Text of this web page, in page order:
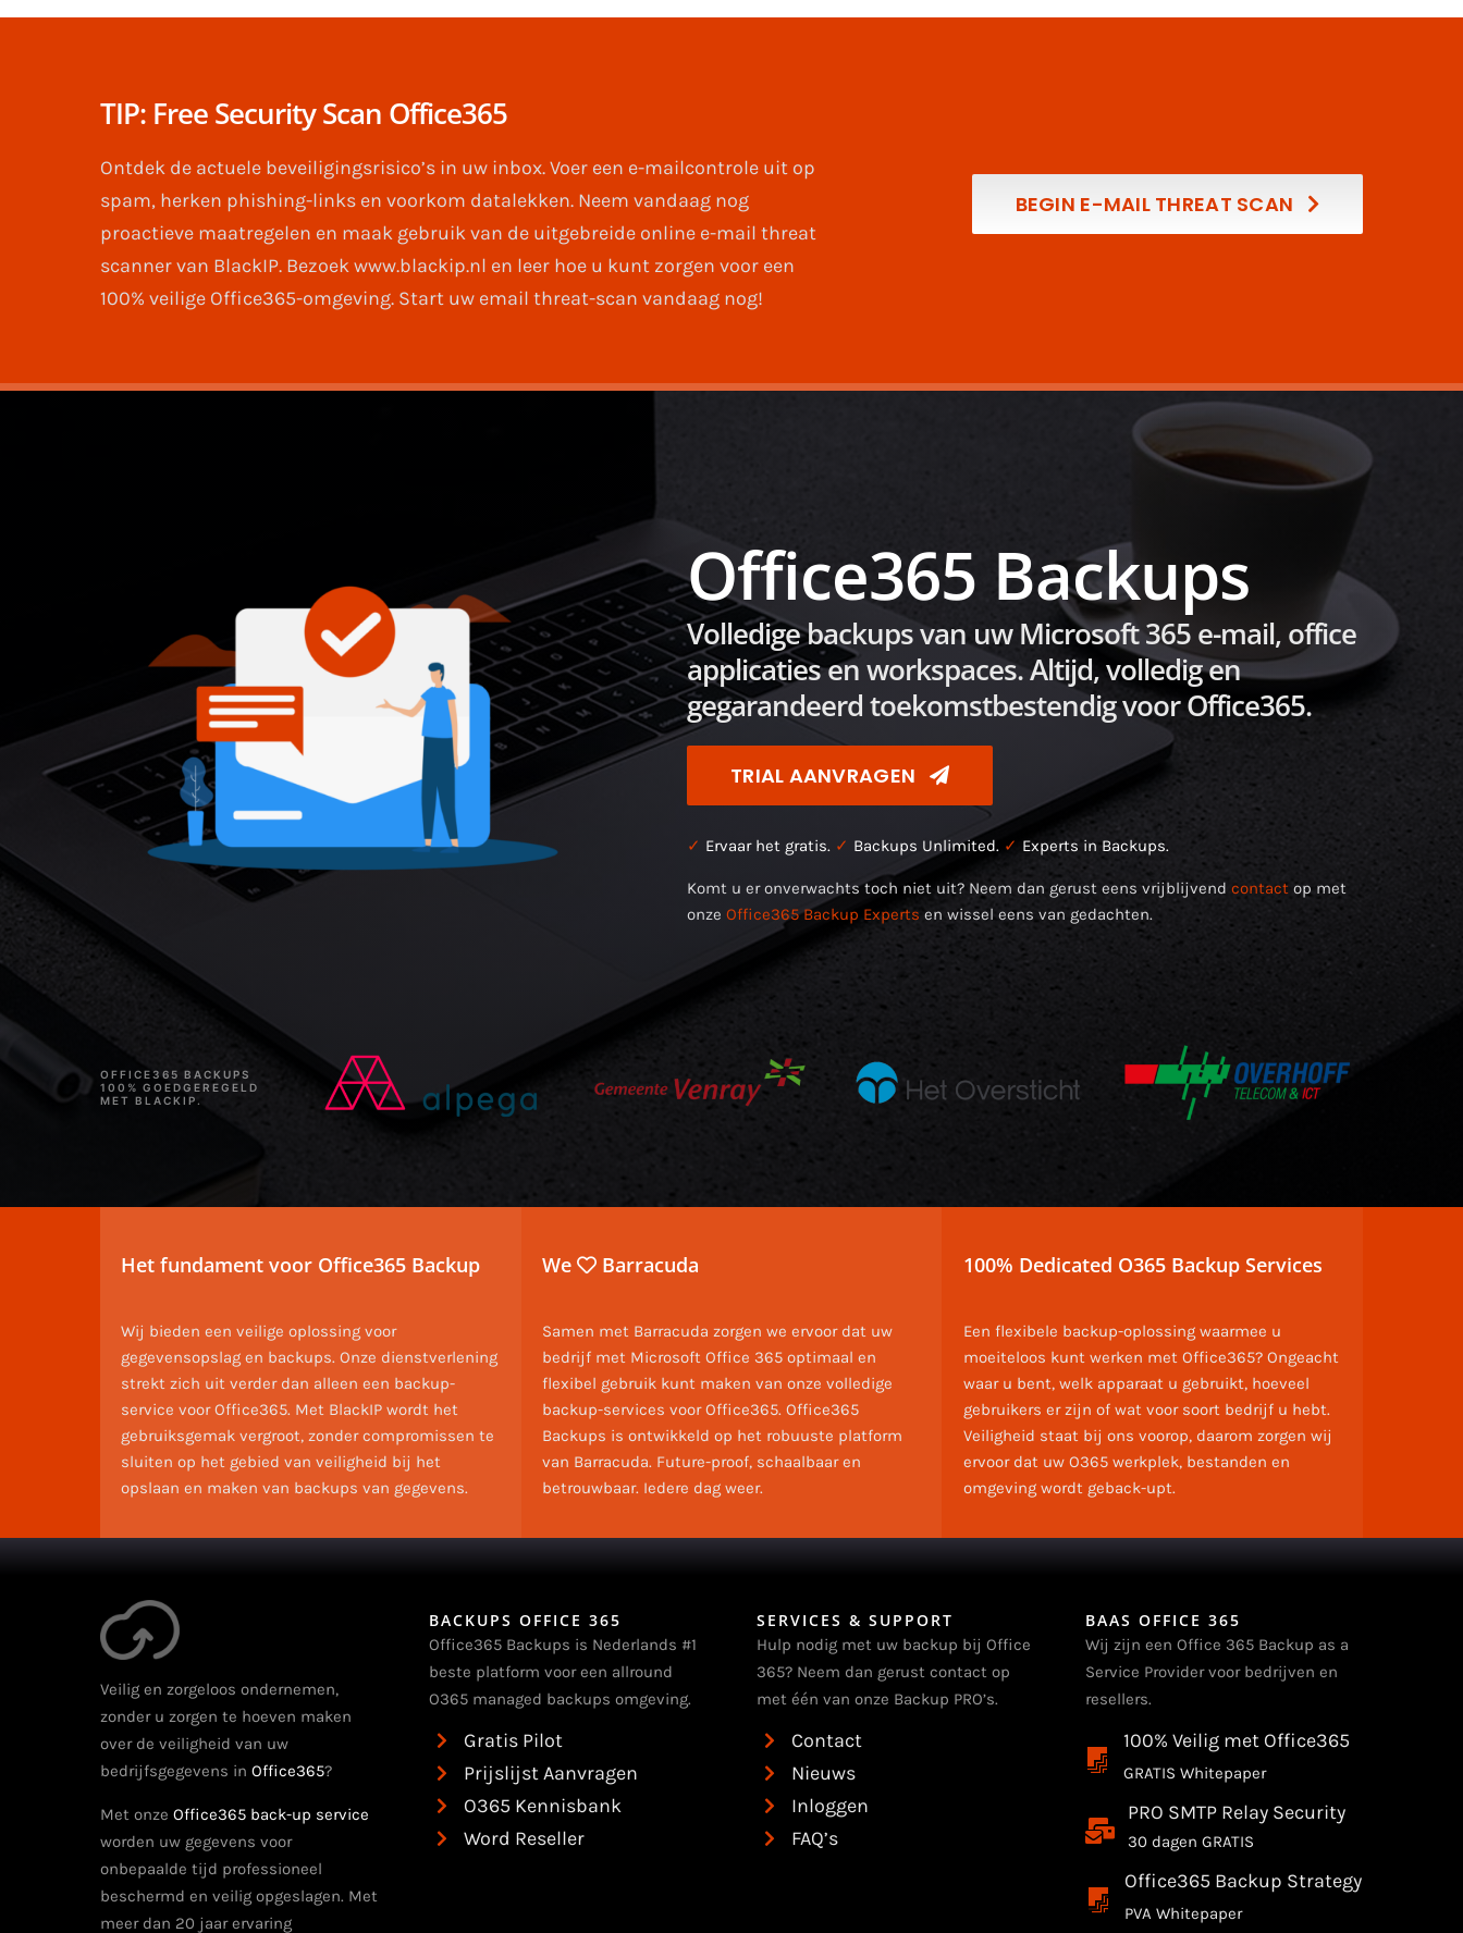
TIP: Free Security Scan Office365
Ontdek de actuele beveiligingsrisico’s in uw inbox. Voer een e-mailcontrole uit op
spam, herken phishing-links en voorkom datalekken. Neem vandaag nog
proactieve maatregelen en maak gebruik van de uitgebreide online e-mail threat
scanner van BlackIP. Bezoek www.blackip.nl en leer hoe u kunt zorgen voor een
100% veilige Office365-omgeving. Start uw email threat-scan vandaag nog!
BEGIN E-MAIL THREAT SCAN
Office365 Backups
Volledige backups van uw Microsoft 365 e-mail, office
applicaties en workspaces. Altijd, volledig en
gegarandeerd toekomstbestendig voor Office365.
TRIAL AANVRAGEN
✓ Ervaar het gratis. ✓ Backups Unlimited. ✓ Experts in Backups.
Komt u er onverwachts toch niet uit? Neem dan gerust eens vrijblijvend contact op met
onze Office365 Backup Experts en wissel eens van gedachten.
OFFICE365 BACKUPS
100% GOEDGEREGELD
MET BLACKIP.
Het fundament voor Office365 Backup
Wij bieden een veilige oplossing voor
gegevensopslag en backups. Onze dienstverlening
strekt zich uit verder dan alleen een backup-
service voor Office365. Met BlackIP wordt het
gebruiksgemak vergroot, zonder compromissen te
sluiten op het gebied van veiligheid bij het
opslaan en maken van backups van gegevens.
We Barracuda
Samen met Barracuda zorgen we ervoor dat uw
bedrijf met Microsoft Office 365 optimaal en
flexibel gebruik kunt maken van onze volledige
backup-services voor Office365. Office365
Backups is ontwikkeld op het robuuste platform
van Barracuda. Future-proof, schaalbaar en
betrouwbaar. Iedere dag weer.
100% Dedicated O365 Backup Services
Een flexibele backup-oplossing waarmee u
moeiteloos kunt werken met Office365? Ongeacht
waar u bent, welk apparaat u gebruikt, hoeveel
gebruikers er zijn of wat voor soort bedrijf u hebt.
Veiligheid staat bij ons voorop, daarom zorgen wij
ervoor dat uw O365 werkplek, bestanden en
omgeving wordt geback-upt.
Veilig en zorgeloos ondernemen,
zonder u zorgen te hoeven maken
over de veiligheid van uw
bedrijfsgegevens in Office365?
Met onze Office365 back-up service
worden uw gegevens voor
onbepaalde tijd professioneel
beschermd en veilig opgeslagen. Met
meer dan 20 jaar ervaring
BACKUPS OFFICE 365
Office365 Backups is Nederlands #1
beste platform voor een allround
O365 managed backups omgeving.
Gratis Pilot
Prijslijst Aanvragen
O365 Kennisbank
Word Reseller
SERVICES & SUPPORT
Hulp nodig met uw backup bij Office
365? Neem dan gerust contact op
met één van onze Backup PRO’s.
Contact
Nieuws
Inloggen
FAQ’s
BAAS OFFICE 365
Wij zijn een Office 365 Backup as a
Service Provider voor bedrijven en
resellers.
100% Veilig met Office365
GRATIS Whitepaper
PRO SMTP Relay Security
30 dagen GRATIS
Office365 Backup Strategy
PVA Whitepaper